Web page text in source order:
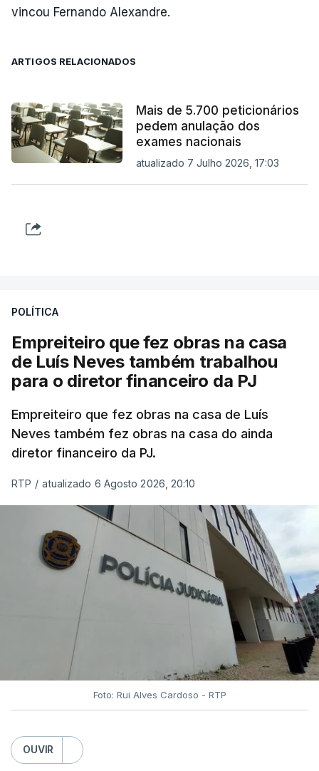
vincou Fernando Alexandre.
ARTIGOS RELACIONADOS
Mais de 5.700 peticionários
pedem anulação dos
exames nacionais
atualizado 7 Julho 2026, 17:03
POLÍTICA
Empreiteiro que fez obras na casa
de Luís Neves também trabalhou
para o diretor financeiro da PJ
Empreiteiro que fez obras na casa de Luís
Neves também fez obras na casa do ainda
diretor financeiro da PJ.
RTP / atualizado 6 Agosto 2026, 20:10
Foto: Rui Alves Cardoso - RTP
OUVIR